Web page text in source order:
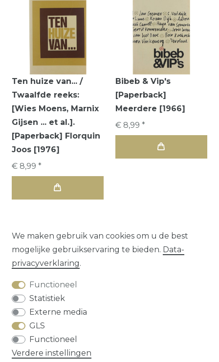
Ten huize van... /
Twaalfde reeks:
[Wies Moens, Marnix
Gijsen ... et al.].
[Paperback] Florquin
Joos [1976]
€ 8,99 *
Bibeb & Vip's
[Paperback]
Meerdere [1966]
€ 8,99 *
1 2 3
We maken gebruik van cookies om u de best
mogelijke gebruikservaring te bieden. Data­
privacy­verklaring.
Functioneel
Statistiek
Externe media
GLS
Functioneel
Verdere instellingen